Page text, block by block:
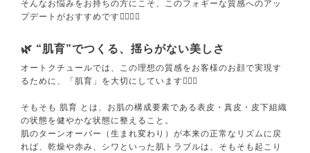
そんなお悩みをお持ちの方にこそ、このフォギーな質感へのアッ
プデートがおすすめです🙆🏻‍♀️✨
🌿 “肌育”でつくる、揺らがない美しさ
オートクチュールでは、この理想の質感をお客様のお顔で実現す
るために、「肌育」を大切にしています💁🏻‍♀️
そもそも 肌育 とは、お肌の構成要素である表皮・真皮・皮下組織
の状態を健やかな状態に整えること。
肌のターンオーバー（生まれ変わり）が本来の正常なリズムに戻
れば、乾燥や赤み、シワといった肌トラブルは、そもそも起こり